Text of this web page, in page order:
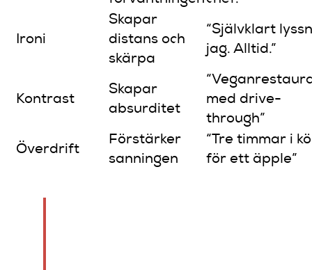
Ironi
Skapar
distans och
skärpa
“Självklart
jag. Alltid.”
Kontrast
Skapar
absurditet
med drive-
through”
Överdrift
Förstärker
sanningen
“Tre timmar i kö
för ett äpple”